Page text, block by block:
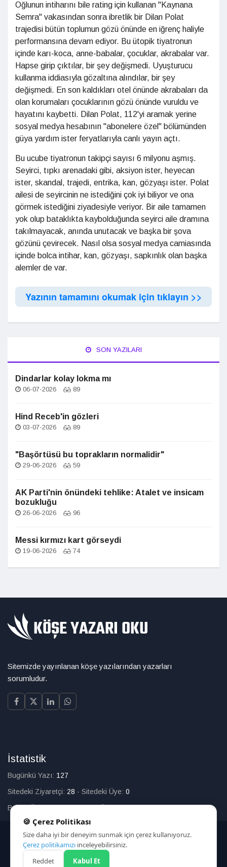
Oğlunun intiharını bile rating için kullanan "Kaynana
Semra" vakasından sonra ibretlik bir Dilan Polat
trajedisi bütün toplumun gözü önünde en iğrenç haliyle
performansına devam ediyor. Bu ütopik tiyatronun
içinde karı-koca, anne-babalar, çocuklar, akrabalar var.
Hapse girip çıktılar, bir şey değişmedi. Uyuşturucu
kullanma iddiasıyla gözaltına alındılar, bir şey
değişmedi. En son kaldıkları otel önünde akrabaları da
olan korumaları çocuklarının gözü önünde vuruldu ve
hayatını kaybetti. Dilan Polat, 112'yi aramak yerine
sosyal medya hesabının "abonelere özel" bölümünden
güya yardım ister feryatlarıyla canlı yayın açtı.
Bu ucube tiyatronun takipçi sayısı 6 milyonu aşmış.
Seyirci, tıpkı arenadaki gibi, aksiyon ister, heyecan
ister, skandal, trajedi, entrika, kan, gözyaşı ister. Polat
ailesi de seyircinin ne istediğini çok iyi biliyor ve ona
görmek istediğini ziyadesiyle veriyor. Bir aile tamamen
yok olup bataklıkta kaybolduğunda seyirci aile dramına
takılmayacak, anında unutacak ve başka bir şova
gözünü çevirecek. Nasıl olsa sosyal medya camiasında
içinde bolca intihar, kan, gözyaşı, sapkınlık olan başka
alemler de var.
Yazının tamamını okumak için tıklayın >>
SON YAZILARI
Dindarlar kolay lokma mı
06-07-2026 89
Hind Receb'in gözleri
03-07-2026 89
"Başörtüsü bu toprakların normalidir"
29-06-2026 59
AK Parti'nin önündeki tehlike: Atalet ve insicam
bozukluğu
26-06-2026 96
Messi kırmızı kart görseydi
19-06-2026 74
Sitemizde yayınlanan köşe yazılarından yazarları
sorumludur.
İstatistik
Bugünkü Yazı: 127
Sitedeki Ziyaretçi: 28 · Sitedeki Üye: 0
Bugün Üye Olan:0·Toplam Üye:226
© 2025
HAKKIMIZDA
🍪 Çerez Politikası
Size daha iyi bir deneyim sunmak için çerez kullanıyoruz.
Çerez politikamızı inceleyebilirsiniz.
Reddet
Kabul Et